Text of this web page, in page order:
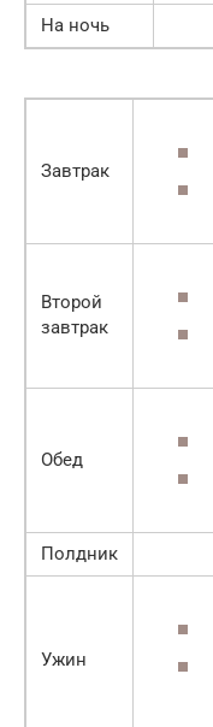
На ночь
Завтрак
Второй
завтрак
Обед
Полдник
Ужин